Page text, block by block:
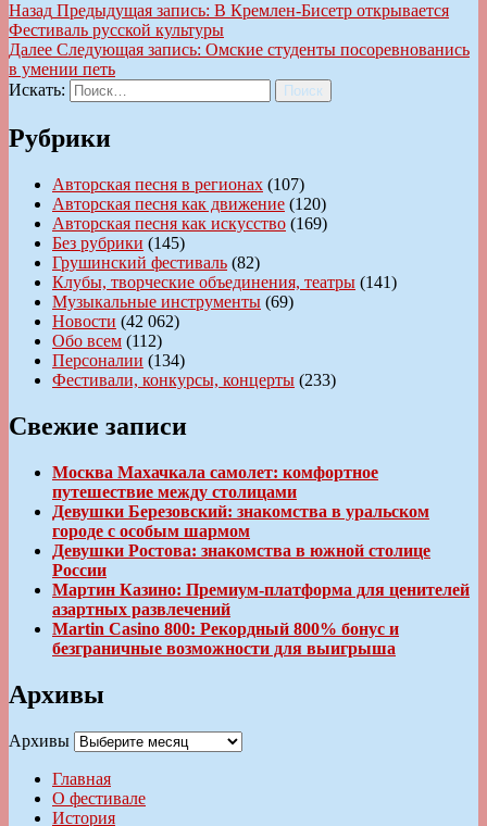
Назад Предыдущая запись: В Кремлен-Бисетр открывается
Фестиваль русской культуры
Далее Следующая запись: Омские студенты посоревнованись
в умении петь
Искать:
Поиск
Рубрики
Авторская песня в регионах (107)
Авторская песня как движение (120)
Авторская песня как искусство (169)
Без рубрики (145)
Грушинский фестиваль (82)
Клубы, творческие объединения, театры (141)
Музыкальные инструменты (69)
Новости (42 062)
Обо всем (112)
Персоналии (134)
Фестивали, конкурсы, концерты (233)
Свежие записи
Москва Махачкала самолет: комфортное
путешествие между столицами
Девушки Березовский: знакомства в уральском
городе с особым шармом
Девушки Ростова: знакомства в южной столице
России
Мартин Казино: Премиум-платформа для ценителей
азартных развлечений
Martin Casino 800: Рекордный 800% бонус и
безграничные возможности для выигрыша
Архивы
Архивы
Главная
О фестивале
История